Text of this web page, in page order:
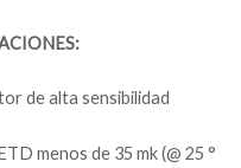
de alta sensibilidad
menos de 35 mk (@ 25 °